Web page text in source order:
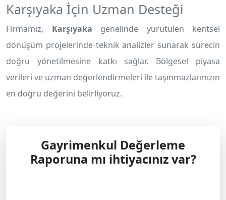
Karşıyaka İçin Uzman Desteği
Firmamız, Karşıyaka genelinde yürütülen kentsel
dönüşüm projelerinde teknik analizler sunarak sürecin
doğru yönetilmesine katkı sağlar. Bölgesel piyasa
verileri ve uzman değerlendirmeleri ile taşınmazlarınızın
en doğru değerini belirliyoruz.
Gayrimenkul Değerleme
Raporuna mı ihtiyacınız var?